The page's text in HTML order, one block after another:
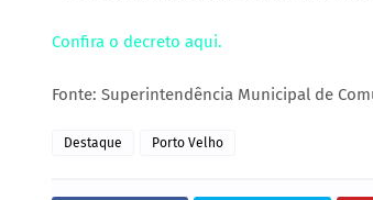
Confira o decreto aqui.
Fonte: Superintendência Municipal de
Destaque Porto Velho